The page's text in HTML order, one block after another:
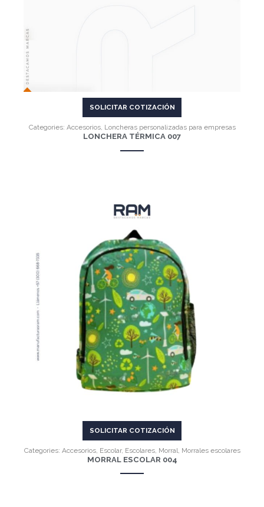
SOLICITAR COTIZACIÓN
Categories: Accesorios, Loncheras personalizadas para empresas
LONCHERA TÉRMICA 007
VER MÁS
SOLICITAR COTIZACIÓN
Categories: Accesorios, Escolar, Escolares, Morral Morrales escolares
MORRAL ESCOLAR 004